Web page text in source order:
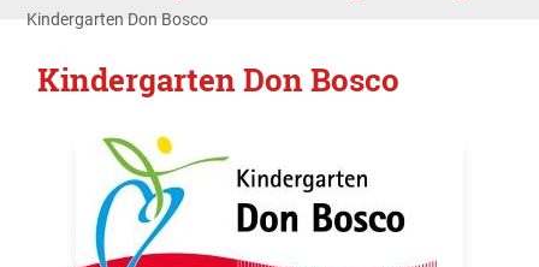
Kindergarten Don Bosco
Kindergarten Don Bosco